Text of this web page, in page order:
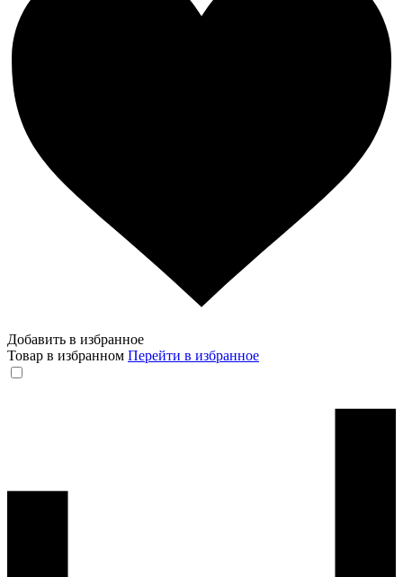
Добавить в избранное
Товар в избранном Перейти в избранное